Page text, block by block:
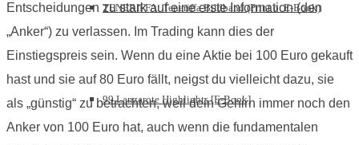
TENERIFFA: Teneriffa Bildband (Print o. E-Book)
99 Lanzarote Highlights [E-Book]
Entscheidungen zu stark auf eine erste Information (den
„Anker“) zu verlassen. Im Trading kann dies der
Einstiegspreis sein. Wenn du eine Aktie bei 100 Euro gekauft
hast und sie auf 80 Euro fällt, neigst du vielleicht dazu, sie
als „günstig“ zu betrachten, weil dein Gehirn immer noch den
Anker von 100 Euro hat, auch wenn die fundamentalen